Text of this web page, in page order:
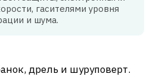
гасителями уровня
и шума.
дрель и шуруповерт.